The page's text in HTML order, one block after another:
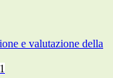
e valutazione della
1